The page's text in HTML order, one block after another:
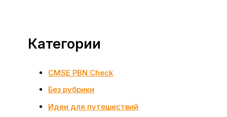
Категории
CMSE PBN Check
Без рубрики
Идеи для путешествий